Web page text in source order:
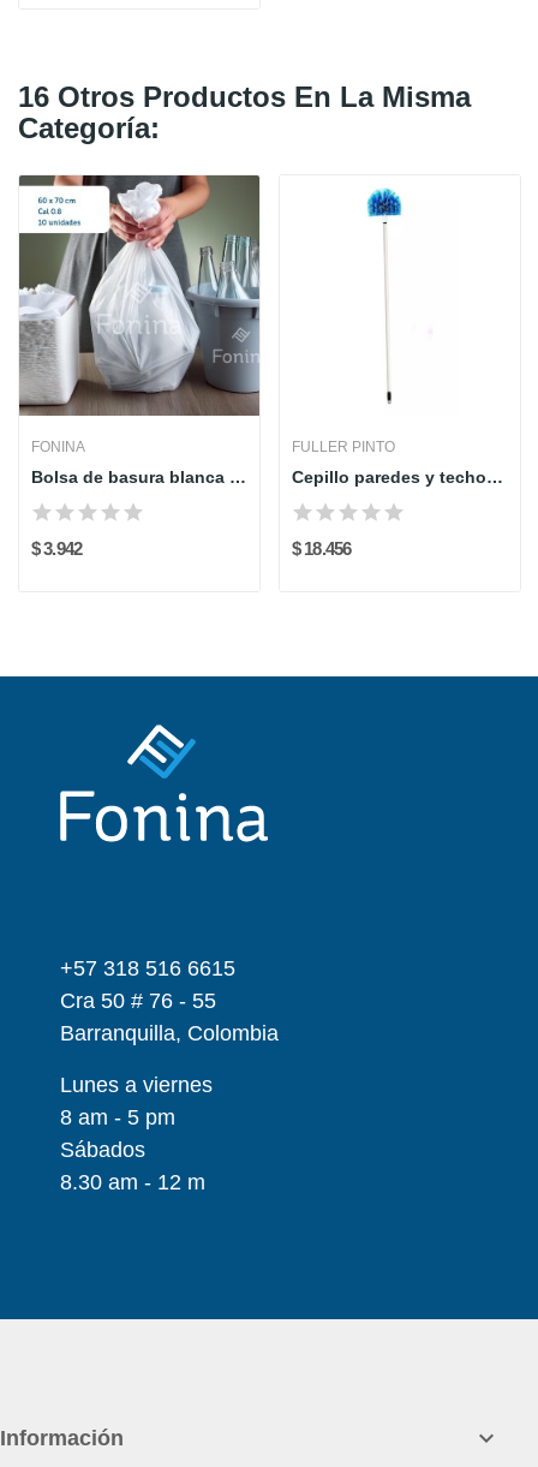
16 Otros Productos En La Misma
Categoría:
FONINA
Bolsa de basura blanca 60x70 cm
$ 3.942
FULLER PINTO
Cepillo paredes y techos Fuller
$ 18.456
+57 318 516 6615
Cra 50 # 76 - 55
Barranquilla, Colombia
Lunes a viernes
8 am - 5 pm
Sábados
8.30 am - 12 m
Información 